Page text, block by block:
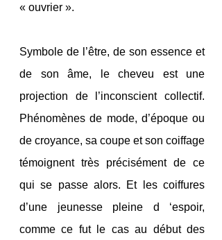
« ouvrier ».
Symbole de l’être, de son essence et
de son âme, le cheveu est une
projection de l’inconscient collectif.
Phénomènes de mode, d’époque ou
de croyance, sa coupe et son coiffage
témoignent très précisément de ce
qui se passe alors. Et les coiffures
d’une jeunesse pleine d ‘espoir,
comme ce fut le cas au début des